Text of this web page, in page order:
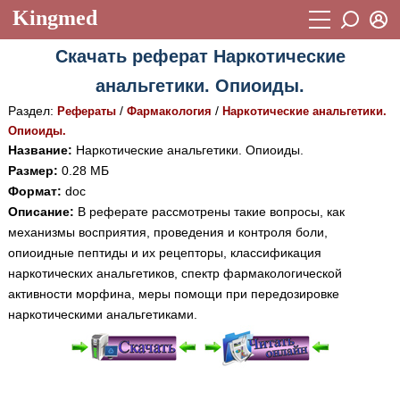
Kingmed
Учебный материал
Видеогалерея 899
Фотогалерея
Истории болезней
Лекции и презентации
Аккредитационные тесты (6)
Методические рекомендации 1050
Научно-популярное
Пароль
Восстановить пароль
Регистрация
Вход
Скачать реферат Наркотические
анальгетики. Опиоиды.
Раздел: Рефераты/ Фармакология / Наркотические анальгетики.
Опиоиды.
Название: Наркотические анальгетики. Опиоиды.
Размер: 0.28 МБ
Формат: doc
Описание: В реферате рассмотрены такие вопросы, как
механизмы восприятия, проведения и контроля боли,
опиоидные пептиды и их рецепторы, классификация
наркотических анальгетиков, спектр фармакологической
активности морфина, меры помощи при передозировке
наркотическими анальгетиками.